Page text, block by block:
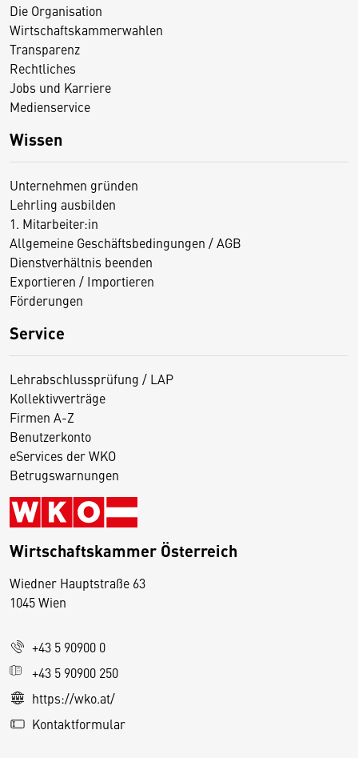
Die Organisation
Wirtschaftskammerwahlen
Transparenz
Rechtliches
Jobs und Karriere
Medienservice
Wissen
Unternehmen gründen
Lehrling ausbilden
1. Mitarbeiter:in
Allgemeine Geschäftsbedingungen / AGB
Dienstverhältnis beenden
Exportieren / Importieren
Förderungen
Service
Lehrabschlussprüfung / LAP
Kollektivverträge
Firmen A-Z
Benutzerkonto
eServices der WKO
Betrugswarnungen
Wirtschaftskammer Österreich
Wiedner Hauptstraße 63
1045 Wien
+43 5 90900 0
+43 5 90900 250
https://wko.at/
Kontaktformular
D
s
e
S
e